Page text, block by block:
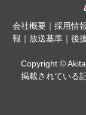
会社概要｜ 採用情
報 ｜ 放送基準 ｜ 後
Copyright ©
掲載されている